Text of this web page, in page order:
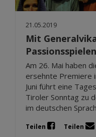
21.05.2019
Mit
Am 26. Mai haben
ersehnte Premiere
Juni führt eine
Tiroler Sonntag zu
im deutschen
Teilen Teilen